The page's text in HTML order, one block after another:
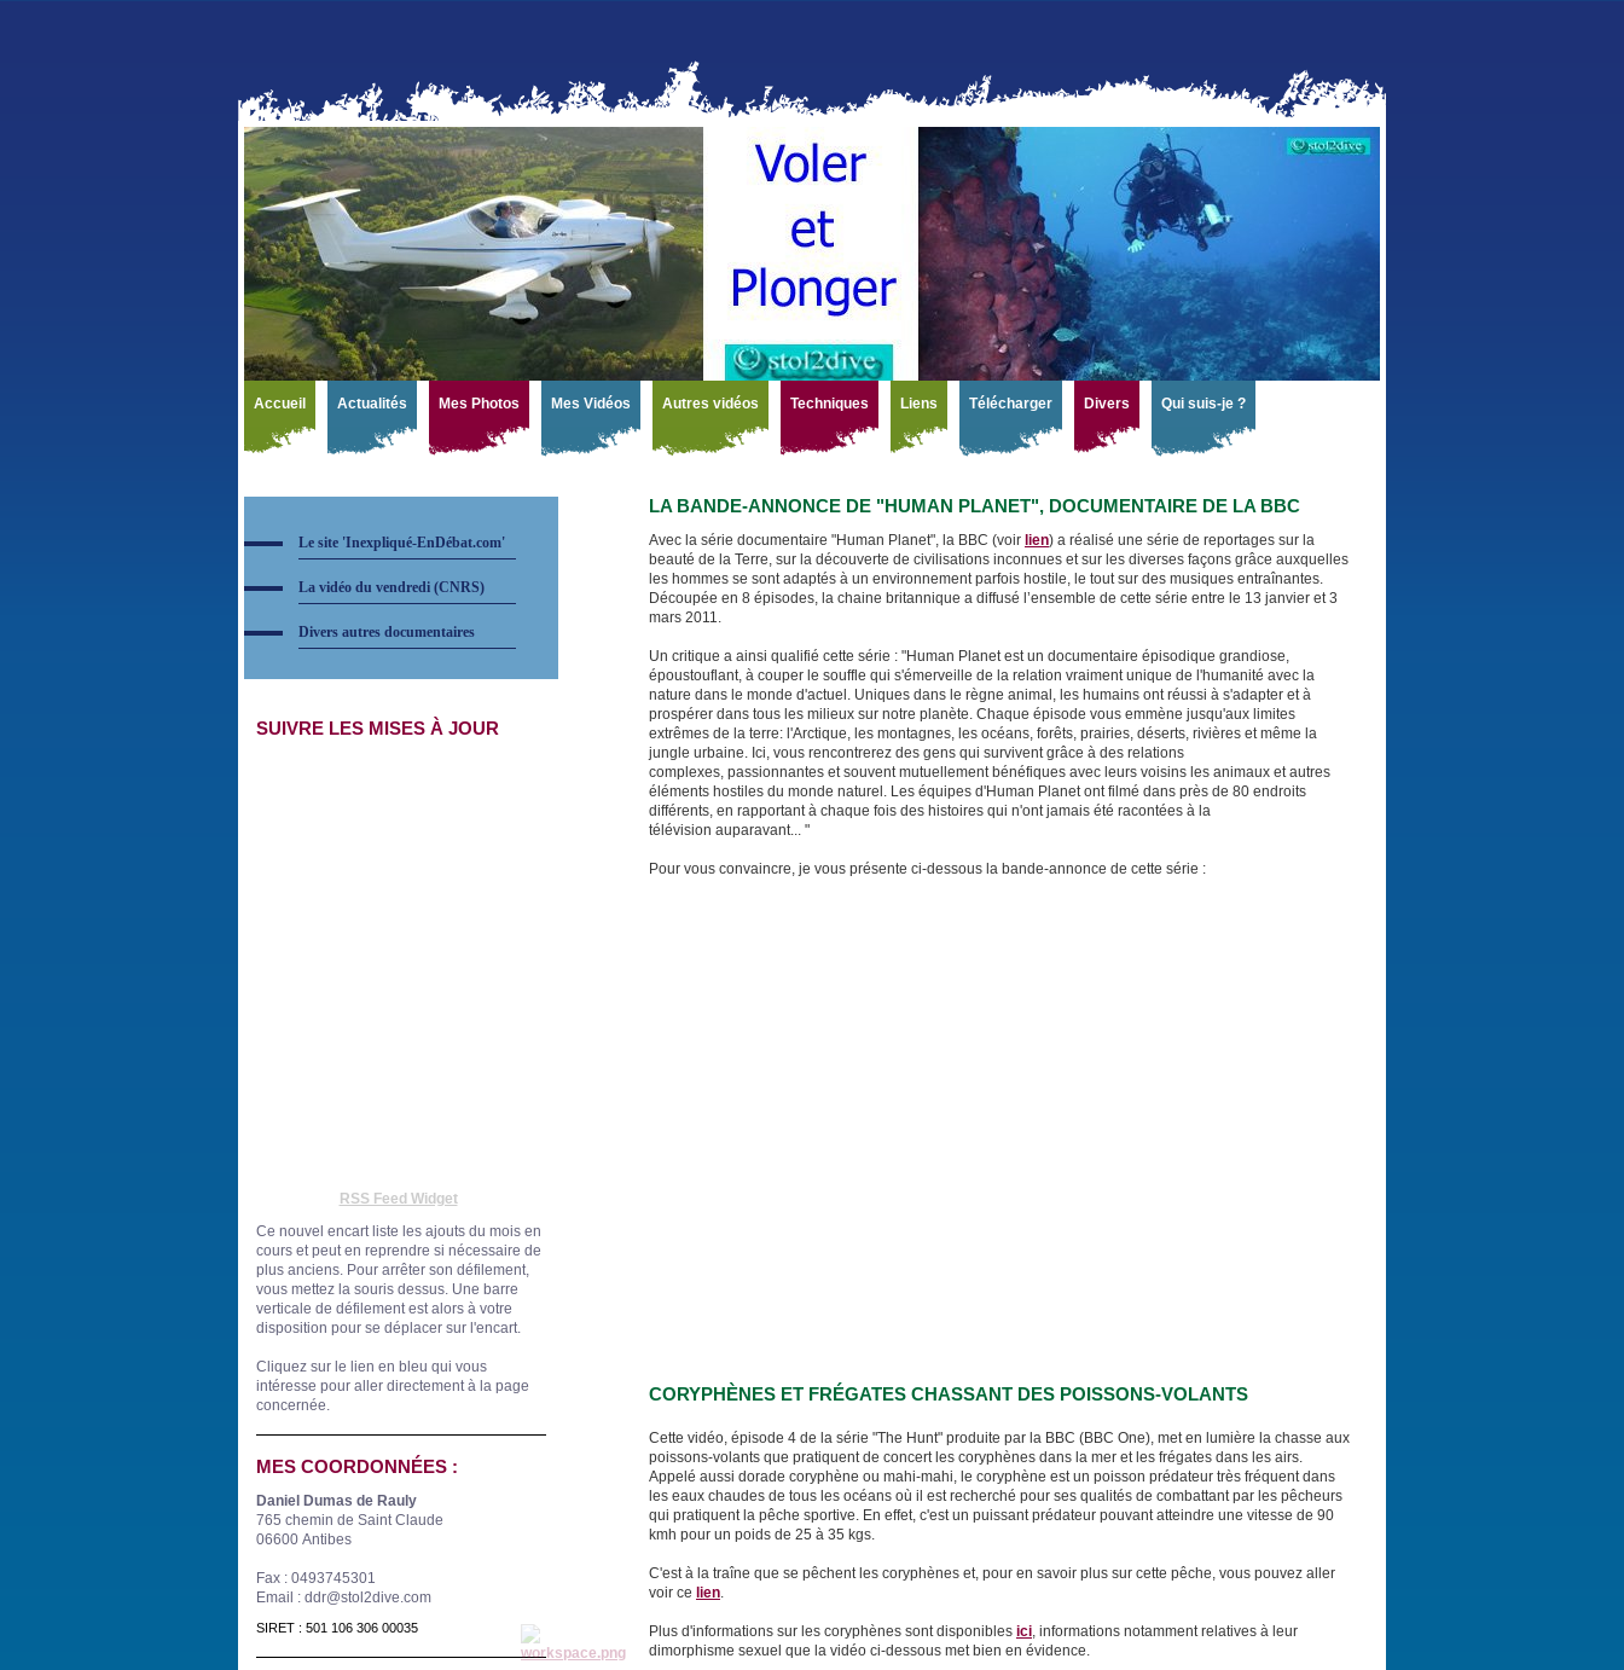
Accueil Actualités Mes Photos Mes Vidéos Autres vidéos Techniques Liens Télécharger Divers Qui suis-je ?
Le site 'Inexpliqué-EnDébat.com'
La vidéo du vendredi (CNRS)
Divers autres documentaires
SUIVRE LES MISES À JOUR
RSS Feed Widget
Ce nouvel encart liste les ajouts du mois en
cours et peut en reprendre si nécessaire de
plus anciens. Pour arrêter son défilement,
vous mettez la souris dessus. Une barre
verticale de défilement est alors à votre
disposition pour se déplacer sur l'encart.
Cliquez sur le lien en bleu qui vous
intéresse pour aller directement à la page
concernée.
MES COORDONNÉES :
Daniel Dumas de Rauly
765 chemin de Saint Claude
06600 Antibes
Fax : 0493745301
Email : ddr@stol2dive.com
SIRET : 501 106 306 00035
LA BANDE-ANNONCE DE "HUMAN PLANET", DOCUMENTAIRE DE LA BBC
Avec la série documentaire "Human Planet", la BBC (voir lien) a réalisé une série de reportages sur la
beauté de la Terre, sur la découverte de civilisations inconnues et sur les diverses façons grâce auxquelles
les hommes se sont adaptés à un environnement parfois hostile, le tout sur des musiques entraînantes.
Découpée en 8 épisodes, la chaine britannique a diffusé l’ensemble de cette série entre le 13 janvier et 3
mars 2011.
Un critique a ainsi qualifié cette série : "Human Planet est un documentaire épisodique grandiose,
époustouflant, à couper le souffle qui s'émerveille de la relation vraiment unique de l'humanité avec la
nature dans le monde d'actuel. Uniques dans le règne animal, les humains ont réussi à s'adapter et à
prospérer dans tous les milieux sur notre planète. Chaque épisode vous emmène jusqu'aux limites
extrêmes de la terre: l'Arctique, les montagnes, les océans, forêts, prairies, déserts, rivières et même la
jungle urbaine. Ici, vous rencontrerez des gens qui survivent grâce à des relations
complexes, passionnantes et souvent mutuellement bénéfiques avec leurs voisins les animaux et autres
éléments hostiles du monde naturel. Les équipes d'Human Planet ont filmé dans près de 80 endroits
différents, en rapportant à chaque fois des histoires qui n'ont jamais été racontées à la
télévision auparavant... "
Pour vous convaincre, je vous présente ci-dessous la bande-annonce de cette série :
CORYPHÈNES ET FRÉGATES CHASSANT DES POISSONS-VOLANTS
Cette vidéo, épisode 4 de la série "The Hunt" produite par la BBC (BBC One), met en lumière la chasse aux
poissons-volants que pratiquent de concert les coryphènes dans la mer et les frégates dans les airs.
Appelé aussi dorade coryphène ou mahi-mahi, le coryphène est un poisson prédateur très fréquent dans
les eaux chaudes de tous les océans où il est recherché pour ses qualités de combattant par les pêcheurs
qui pratiquent la pêche sportive. En effet, c'est un puissant prédateur pouvant atteindre une vitesse de 90
kmh pour un poids de 25 à 35 kgs.
C'est à la traîne que se pêchent les coryphènes et, pour en savoir plus sur cette pêche, vous pouvez aller
voir ce lien.
Plus d'informations sur les coryphènes sont disponibles ici, informations notamment relatives à leur
dimorphisme sexuel que la vidéo ci-dessous met bien en évidence.